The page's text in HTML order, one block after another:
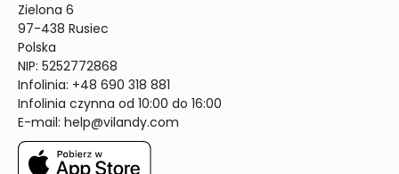
Zielona 6
97-438 Rusiec
Polska
NIP: 5252772868
Infolinia: +48 690 318 881
Infolinia czynna od 10:00 do 16:00
E-mail: help@vilandy.com